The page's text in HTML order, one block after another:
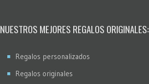
NUESTROS MEJORES REGALOS ORIGINALES:
Regalos personalizados
Regalos originales